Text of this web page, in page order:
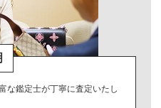
な鑑定士が丁寧に査定いたし